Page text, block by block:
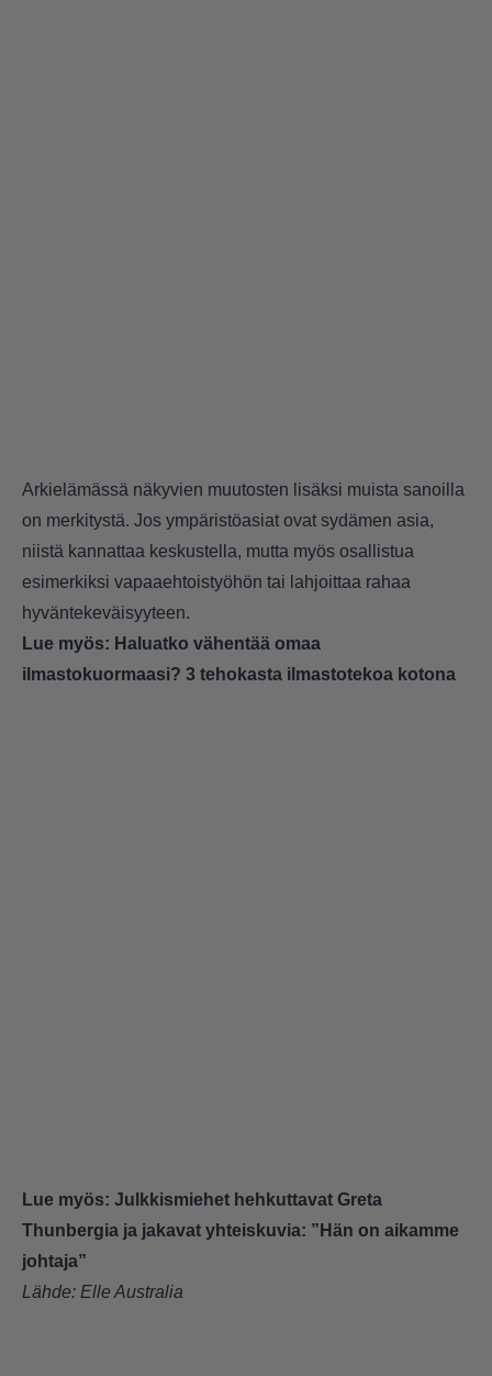
Arkielämässä näkyvien muutosten lisäksi muista sanoilla
on merkitystä. Jos ympäristöasiat ovat sydämen asia,
niistä kannattaa keskustella, mutta myös osallistua
esimerkiksi vapaaehtoistyöhön tai lahjoittaa rahaa
hyväntekeväisyyteen.
Lue myös: Haluatko vähentää omaa
ilmastokuormaasi? 3 tehokasta ilmastotekoa kotona
Lue myös: Julkkismiehet hehkuttavat Greta
Thunbergia ja jakavat yhteiskuvia: ”Hän on aikamme
johtaja”
Lähde: Elle Australia